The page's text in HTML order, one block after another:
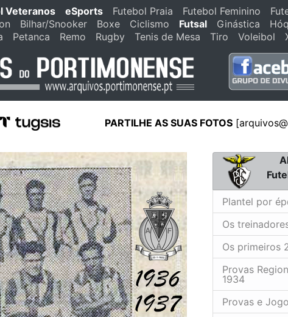
Veteranos eSports Futebol Praia Futebol Feminino
Bilhar/Snooker Boxe Ciclismo Futsal Ginástica
Petanca Remo Rugby Tenis de Mesa Tiro Voleibol
PARTILHE AS SUAS FOTOS [
Plantel por
Os
Os primeiros
Provas
1934
Provas e